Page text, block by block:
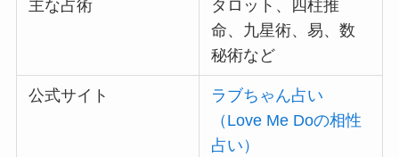
主な占術
タロット、四柱推
命、九星術、易、数
秘術など
公式サイト
ラブちゃん占い
（Love Me Doの相性
占い）